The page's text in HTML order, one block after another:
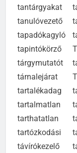
tantárgyakat
tanulóvezető
tapadókagyló
tapintókörző
tárgymutatót
tárnalejárat
tartalékadag
tartalmatlan
tarthatatlan
tartózkodási
távírókezelő